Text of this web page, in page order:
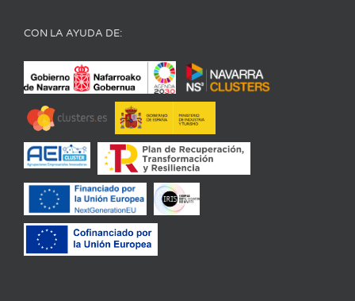
CON LA AYUDA DE: